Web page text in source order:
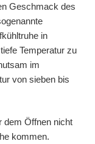
Geschmack des
in
Temperatur zu
im
von sieben bis
dem Öffnen nicht
kommen.